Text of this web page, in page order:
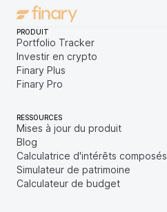
PRODUIT
Portfolio Tracker
Investir en crypto
Finary Plus
Finary Pro
RESSOURCES
Mises à jour du produit
Blog
Calculatrice d'intérêts composés
Simulateur de patrimoine
Calculateur de budget